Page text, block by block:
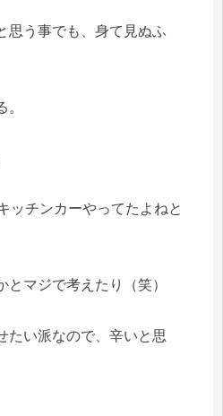
思う事でも、身て見ぬふ
ッチンカーやってたよねと
マジで考えたり（笑）
たい派なので、辛いと思